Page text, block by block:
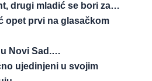
drugi mladić se bori za…
opet prvi na glasačkom
u Novi Sad.…
ujedinjeni u svojim